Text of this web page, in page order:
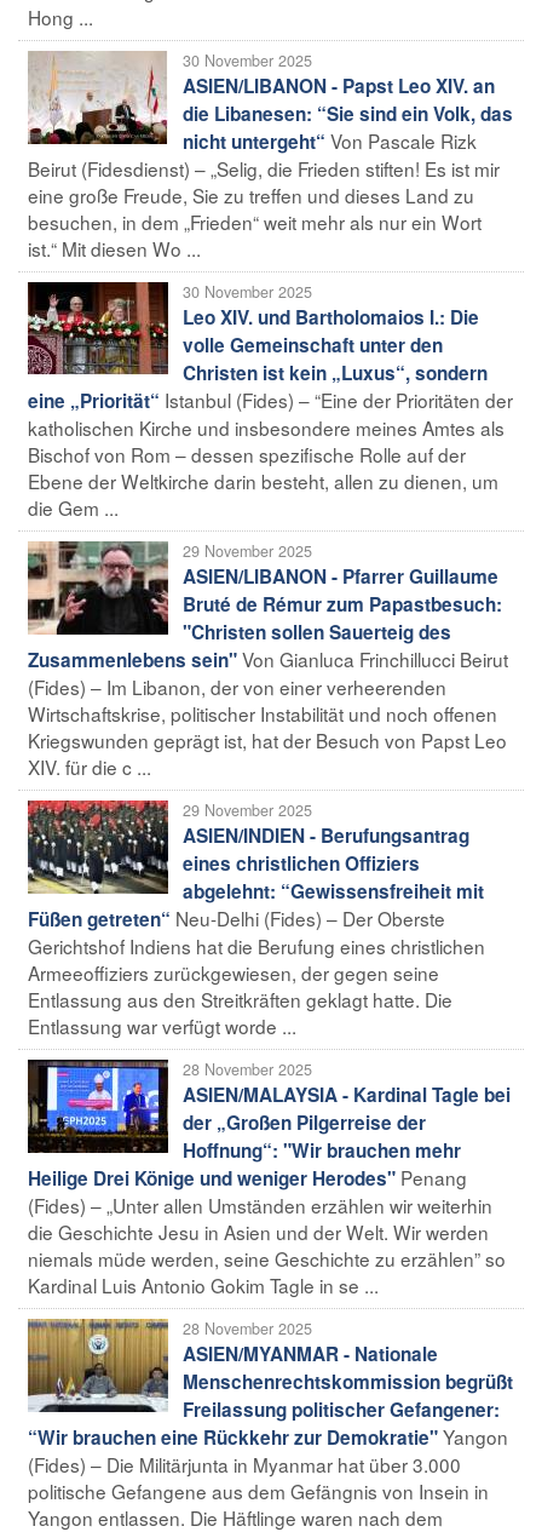
Hong ...
30 November 2025
ASIEN/LIBANON - Papst Leo XIV. an
die Libanesen: “Sie sind ein Volk, das
nicht untergeht“ Von Pascale Rizk
Beirut (Fidesdienst) – „Selig, die Frieden stiften! Es ist mir
eine große Freude, Sie zu treffen und dieses Land zu
besuchen, in dem „Frieden“ weit mehr als nur ein Wort
ist.“ Mit diesen Wo ...
30 November 2025
Leo XIV. und Bartholomaios I.: Die
volle Gemeinschaft unter den
Christen ist kein „Luxus“, sondern
eine „Priorität“ Istanbul (Fides) – “Eine der Prioritäten der
katholischen Kirche und insbesondere meines Amtes als
Bischof von Rom – dessen spezifische Rolle auf der
Ebene der Weltkirche darin besteht, allen zu dienen, um
die Gem ...
29 November 2025
ASIEN/LIBANON - Pfarrer Guillaume
Bruté de Rémur zum Papastbesuch:
"Christen sollen Sauerteig des
Zusammenlebens sein"Von Gianluca Frinchillucci Beirut
(Fides) – Im Libanon, der von einer verheerenden
Wirtschaftskrise, politischer Instabilität und noch offenen
Kriegswunden geprägt ist, hat der Besuch von Papst Leo
XIV. für die c ...
29 November 2025
ASIEN/INDIEN - Berufungsantrag
eines christlichen Offiziers
abgelehnt: “Gewissensfreiheit mit
Füßen getreten“ Neu-Delhi (Fides) – Der Oberste
Gerichtshof Indiens hat die Berufung eines christlichen
Armeeoffiziers zurückgewiesen, der gegen seine
Entlassung aus den Streitkräften geklagt hatte. Die
Entlassung war verfügt worde ...
28 November 2025
ASIEN/MALAYSIA - Kardinal Tagle bei
der „Großen Pilgerreise der
Hoffnung“: "Wir brauchen mehr
Heilige Drei Könige und weniger Herodes" Penang
(Fides) – „Unter allen Umständen erzählen wir weiterhin
die Geschichte Jesu in Asien und der Welt. Wir werden
niemals müde werden, seine Geschichte zu erzählen” so
Kardinal Luis Antonio Gokim Tagle in se ...
28 November 2025
ASIEN/MYANMAR - Nationale
Menschenrechtskommission begrüßt
Freilassung politischer Gefangener:
“Wir brauchen eine Rückkehr zur Demokratie"Yangon
(Fides) – Die Militärjunta in Myanmar hat über 3.000
politische Gefangene aus dem Gefängnis von Insein in
Yangon entlassen. Die Häftlinge waren nach dem